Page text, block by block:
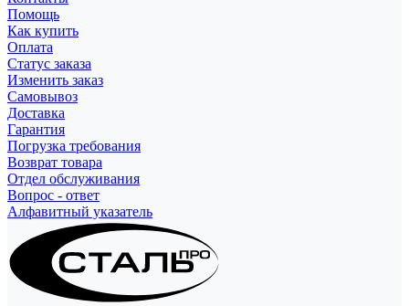
Помощь
Как купить
Оплата
Статус заказа
Изменить заказ
Самовывоз
Доставка
Гарантия
Погрузка требования
Возврат товара
Отдел обслуживания
Вопрос - ответ
Алфавитный указатель